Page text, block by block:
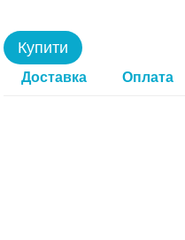
Купити
Доставка Оплата